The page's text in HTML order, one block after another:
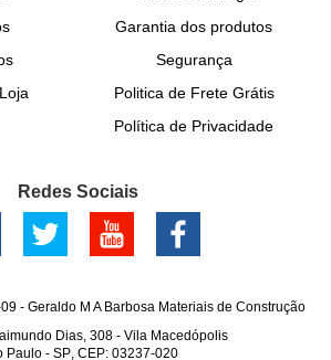
Garantia dos produtos
Segurança
Politica de Frete Grátis
Política de Privacidade
Redes Sociais
- Geraldo M A Barbosa Materiais de Construção
Dias, 308 -Vila Macedópolis
Paulo- SP, CEP: 03237-020